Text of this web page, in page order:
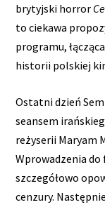
brytyjski horror
to ciekawa
programu,
historii polskiej
Ostatni dzień
seansem
reżyserii Maryam
Wprowadzenia
szczegółowo
cenzury.